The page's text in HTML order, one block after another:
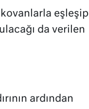
eşleşip
da verilen
ardından